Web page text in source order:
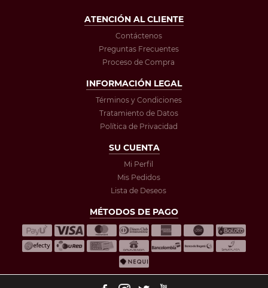
ATENCIÓN AL CLIENTE
Contáctenos
Preguntas Frecuentes
Proceso de Compra
INFORMACIÓN LEGAL
Términos y Condiciones
Tratamiento de Datos
Política de Privacidad
SU CUENTA
Mi Perfil
Mis Pedidos
Lista de Deseos
MÉTODOS DE PAGO